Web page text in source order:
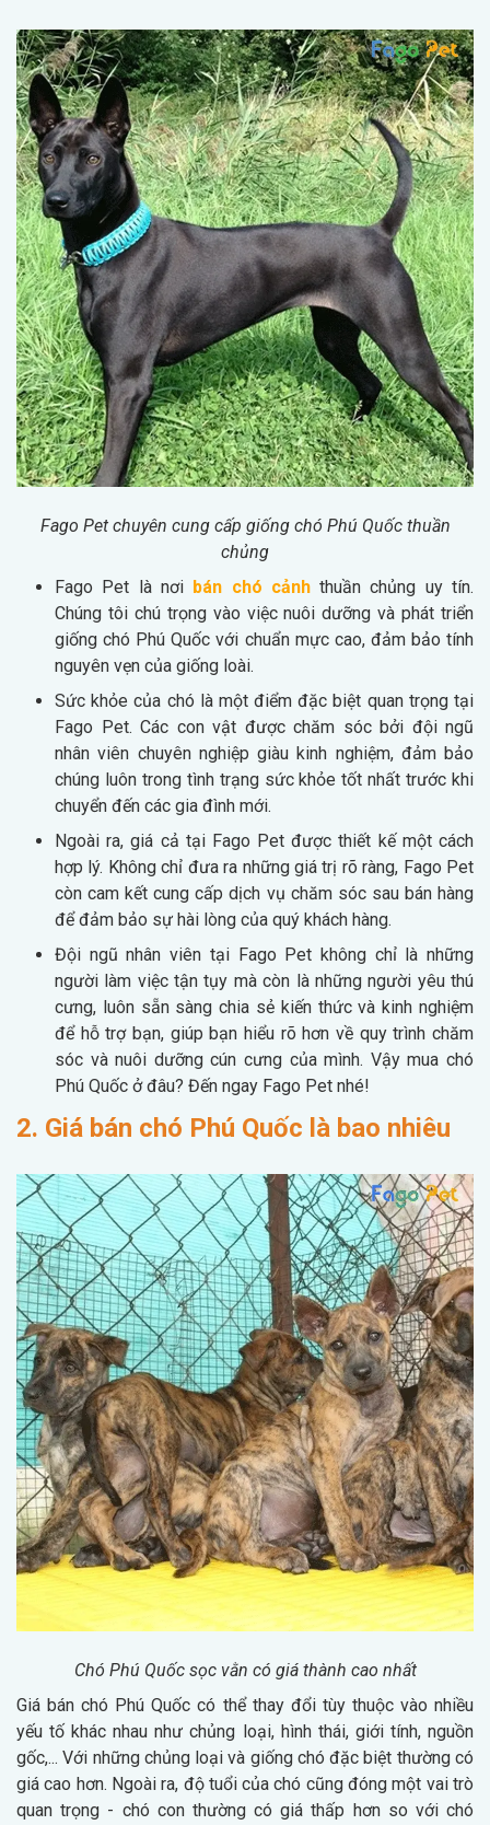
Fago Pet chuyên cung cấp giống chó Phú Quốc thuần
chủng
Fago Pet là nơi bán chó cảnhthuần chủng uy tín.
Chúng tôi chú trọng vào việc nuôi dưỡng và phát triển
giống chó Phú Quốc với chuẩn mực cao, đảm bảo tính
nguyên vẹn của giống loài.
Sức khỏe của chó là một điểm đặc biệt quan trọng tại
Fago Pet. Các con vật được chăm sóc bởi đội ngũ
nhân viên chuyên nghiệp giàu kinh nghiệm, đảm bảo
chúng luôn trong tình trạng sức khỏe tốt nhất trước khi
chuyển đến các gia đình mới.
Ngoài ra, giá cả tại Fago Pet được thiết kế một cách
hợp lý. Không chỉ đưa ra những giá trị rõ ràng, Fago Pet
còn cam kết cung cấp dịch vụ chăm sóc sau bán hàng
để đảm bảo sự hài lòng của quý khách hàng.
Đội ngũ nhân viên tại Fago Pet không chỉ là những
người làm việc tận tụy mà còn là những người yêu thú
cưng, luôn sẵn sàng chia sẻ kiến thức và kinh nghiệm
để hỗ trợ bạn, giúp bạn hiểu rõ hơn về quy trình chăm
sóc và nuôi dưỡng cún cưng của mình. Vậy mua chó
Phú Quốc ở đâu? Đến ngay Fago Pet nhé!
2. Giá bán chó Phú Quốc là bao nhiêu
Chó Phú Quốc sọc vằn có giá thành cao nhất
Giá bán chó Phú Quốc có thể thay đổi tùy thuộc vào nhiều
yếu tố khác nhau như chủng loại, hình thái, giới tính, nguồn
gốc,... Với những chủng loại và giống chó đặc biệt thường có
giá cao hơn. Ngoài ra, độ tuổi của chó cũng đóng một vai trò
quan trọng - chó con thường có giá thấp hơn so với chó